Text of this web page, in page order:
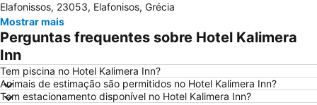
Elafonissos, 23053, Elafonisos, Grécia
Mostrar mais
Perguntas frequentes sobre Hotel Kalimera
Inn
Tem piscina no Hotel Kalimera Inn?
Animais de estimação são permitidos no Hotel Kalimera Inn?
Tem estacionamento disponível no Hotel Kalimera Inn?